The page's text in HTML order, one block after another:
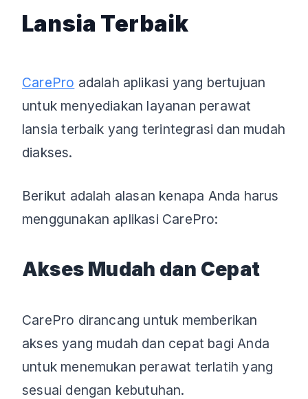
Lansia Terbaik
CarePro adalah aplikasi yang bertujuan
untuk menyediakan layanan perawat
lansia terbaik yang terintegrasi dan mudah
diakses.
Berikut adalah alasan kenapa Anda harus
menggunakan aplikasi CarePro:
Akses Mudah dan Cepat
CarePro dirancang untuk memberikan
akses yang mudah dan cepat bagi Anda
untuk menemukan perawat terlatih yang
sesuai dengan kebutuhan.